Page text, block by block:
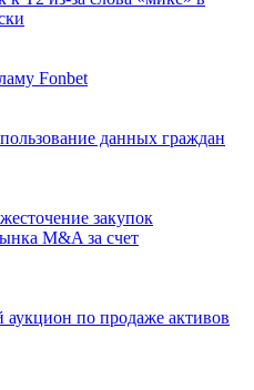
Fonbet
данных граждан
закупок
M&A за счет
по продаже активов